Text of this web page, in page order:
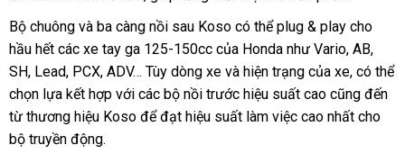
Bộ chuông và ba càng nồi sau Koso có thể plug & play cho
hầu hết các xe tay ga 125-150cc của Honda như Vario, AB,
SH, Lead, PCX, ADV… Tùy dòng xe và hiện trạng của xe, có thể
chọn lựa kết hợp với các bộ nồi trước hiệu suất cao cũng đến
từ thương hiệu Koso để đạt hiệu suất làm việc cao nhất cho
bộ truyền động.